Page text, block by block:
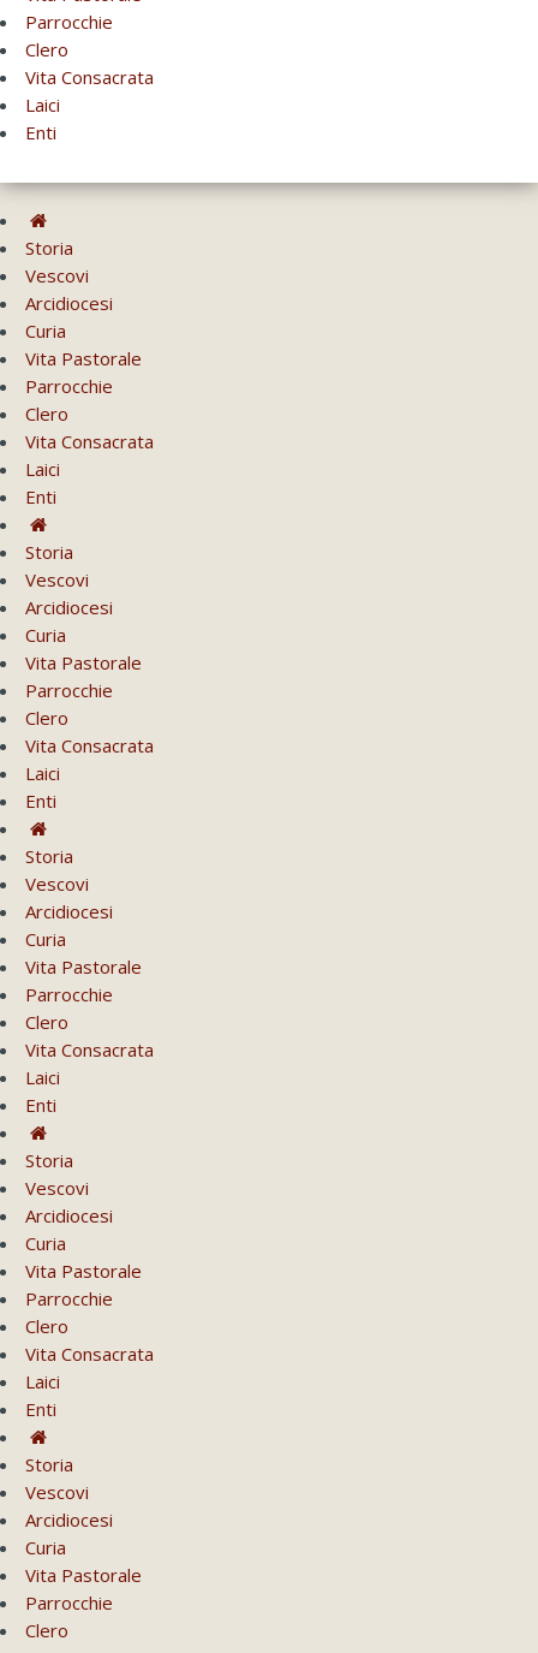
Parrocchie
Clero
Vita Consacrata
Laici
Enti
Storia
Vescovi
Arcidiocesi
Curia
Vita Pastorale
Parrocchie
Clero
Vita Consacrata
Laici
Enti
Storia
Vescovi
Arcidiocesi
Curia
Vita Pastorale
Parrocchie
Clero
Vita Consacrata
Laici
Enti
Storia
Vescovi
Arcidiocesi
Curia
Vita Pastorale
Parrocchie
Clero
Vita Consacrata
Laici
Enti
Storia
Vescovi
Arcidiocesi
Curia
Vita Pastorale
Parrocchie
Clero
Vita Consacrata
Laici
Enti
Storia
Vescovi
Arcidiocesi
Curia
Vita Pastorale
Parrocchie
Clero